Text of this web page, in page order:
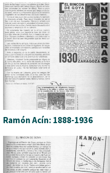
Ramón Acín: 1888-1936